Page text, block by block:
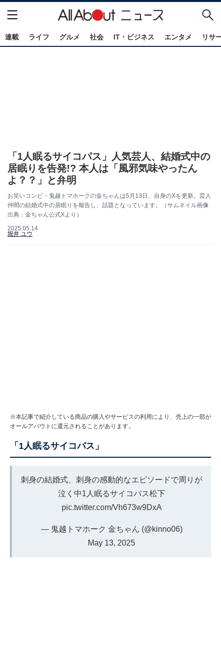
連載 ライフ グルメ 社会 IT・ビジネス エンタメ リサ
「1人眠るサイコパス」人気芸人、結婚式中の
居眠りを告発!? 本人は「風邪気味やったん
よ？？」と弁明
お笑いコンビ・鬼越トマホークの金ちゃんは5月13日、自身のXを更新。芸人
仲間の結婚式中の居眠りを報告し、話題となっています。（サムネイル画像
出典：金ちゃん公式Xより）
2025.05.14
堀井 ユウ
※本記事で紹介している商品の購入やサービスの利用により、売上の一部が
オールアバウトに還元されることがあります。
「1人眠るサイコパス」
刺身の結婚式、刺身の感動的なエピソードで周りが
泣く中1人眠るサイコパス松下
pic.twitter.com/Vh673w9DxA
— 鬼越トマホーク 金ちゃん (@kinno06)
May 13, 2025